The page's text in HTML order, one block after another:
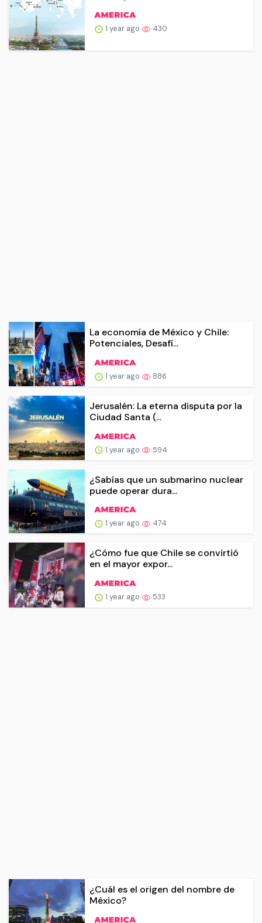
1 year ago 430
La economía de México y Chile:
Potenciales, Desafí...
1 year ago 886
Jerusalén: La eterna disputa por la
Ciudad Santa (...
1 year ago 594
¿Sabías que un submarino nuclear
puede operar dura...
1 year ago 474
¿Cómo fue que Chile se convirtió
en el mayor expor...
1 year ago 533
¿Cuál es el origen del nombre de
México?